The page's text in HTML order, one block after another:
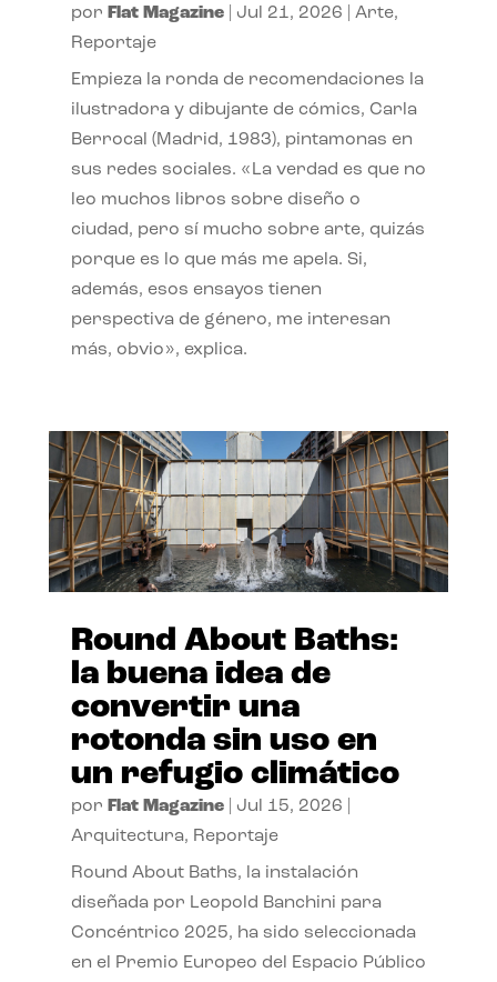
por Flat Magazine| Jul 21, 2026 Arte,
Reportaje
Empieza la ronda de recomendaciones la
ilustradora y dibujante de cómics, Carla
Berrocal (Madrid, 1983), pintamonas en
sus redes sociales. «La verdad es que no
leo muchos libros sobre diseño o
ciudad, pero sí mucho sobre arte, quizás
porque es lo que más me apela. Si,
además, esos ensayos tienen
perspectiva de género, me interesan
más, obvio», explica.
Round About Baths:
la buena idea de
convertir una
rotonda sin uso en
un refugio climático
por Flat Magazine| Jul 15, 2026
Arquitectura, Reportaje
Round About Baths, la instalación
diseñada por Leopold Banchini para
Concéntrico 2025, ha sido seleccionada
en el Premio Europeo del Espacio Público